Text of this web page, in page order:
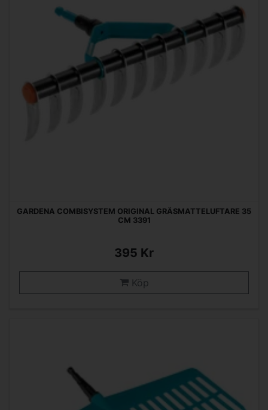
GARDENA COMBISYSTEM ORIGINAL GRÄSMATTELUFTARE 35
CM 3391
395 Kr
Köp